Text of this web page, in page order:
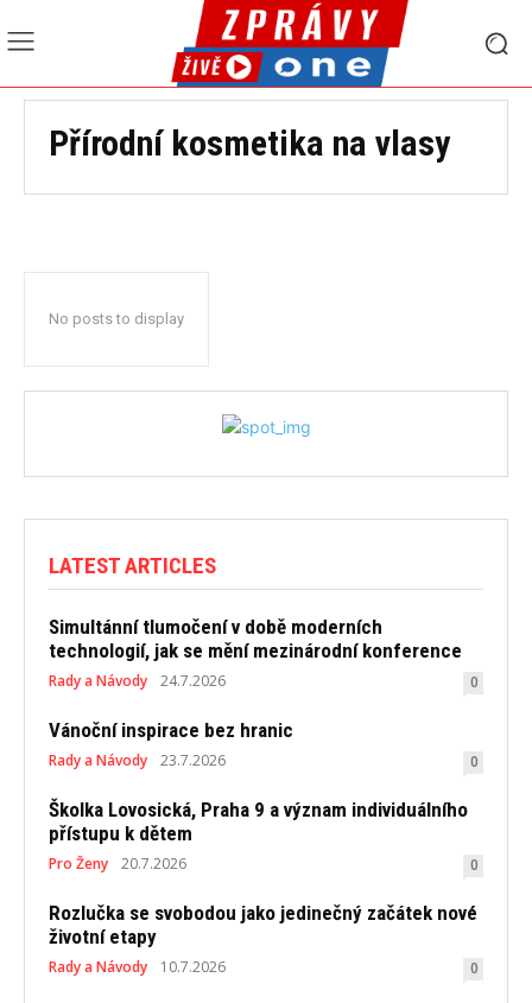
Přírodní kosmetika na vlasy
No posts to display
LATEST ARTICLES
Simultánní tlumočení v době moderních
technologií, jak se mění mezinárodní konference
Rady a Návody 24.7.2026 0
Vánoční inspirace bez hranic
Rady a Návody 23.7.2026 0
Školka Lovosická, Praha 9 a význam individuálního
přístupu k dětem
Pro Ženy 20.7.2026 0
Rozlučka se svobodou jako jedinečný začátek nové
životní etapy
Rady a Návody 10.7.2026 0